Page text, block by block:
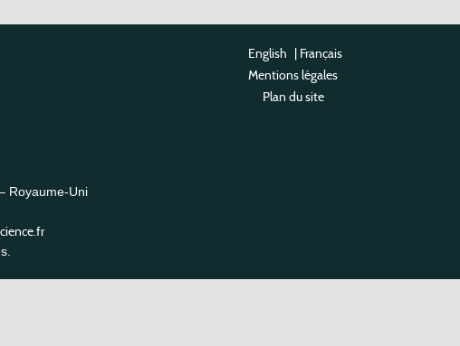
Royaume-Uni
English | Français
Mentions légales
Plan du site